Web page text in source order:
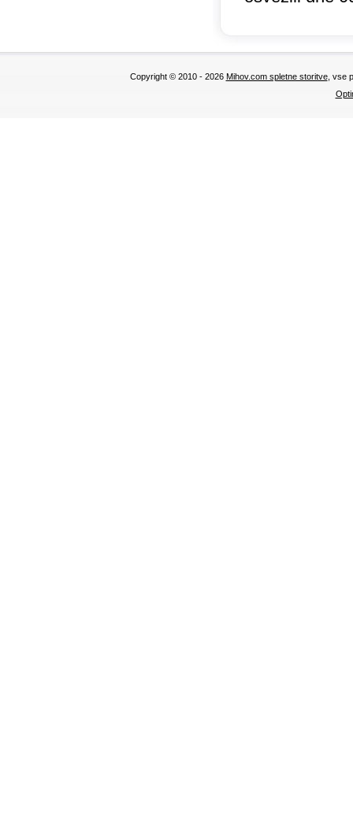
Copyright © 2010 - 2026 Mihov.com spletne storitve, vse